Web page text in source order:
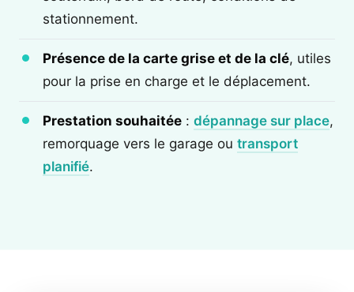
stationnement.
Présence de la carte grise et de la clé, utiles
pour la prise en charge et le déplacement.
Prestation souhaitée : dépannage sur place,
remorquage vers le garage ou transport
planifié.